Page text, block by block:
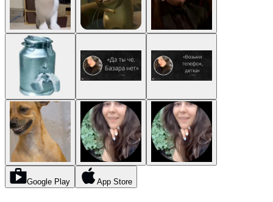
Google Play App Store